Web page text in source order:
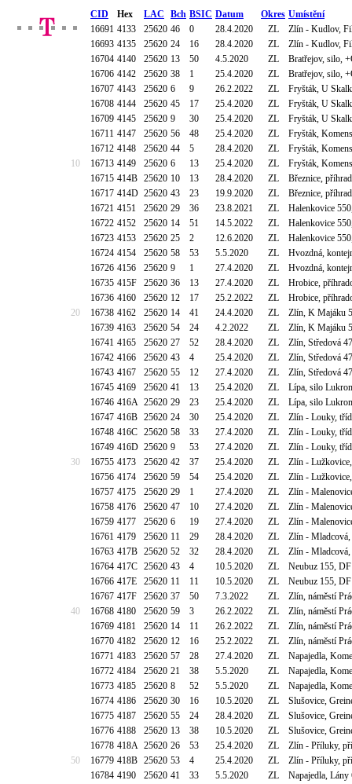
CID Hex LAC Bch BSIC Datum Okres Umístění
16691 4133 25620 46 0 28.4.2020 ZL
Zlín - Kudlov,
16693 4135 25620 24 16 28.4.2020 ZL
Zlín - Kudlov,
16704 4140 25620 13 50 4.5.2020 ZL
Bratřejov, silo,
16706 4142 25620 38 1 25.4.2020 ZL
Bratřejov, silo,
16707 4143 25620 6 9 26.2.2022 ZL
Fryšták, U
16708 4144 25620 45 17 25.4.2020 ZL
Fryšták, U
16709 4145 25620 9 30 25.4.2020 ZL
Fryšták, U
16711 4147 25620 56 48 25.4.2020 ZL
Fryšták,
16712 4148 25620 44 5 28.4.2020 ZL
Fryšták,
10
16713 4149 25620 6 13 25.4.2020 ZL
Fryšták,
16715 414B 25620 10 13 28.4.2020 ZL
Březnice,
16717 414D 25620 43 23 19.9.2020 ZL
Březnice,
16721 4151 25620 29 36 23.8.2021 ZL
Halenkovice
16722 4152 25620 14 51 14.5.2022 ZL
Halenkovice
16723 4153 25620 25 2 12.6.2020 ZL
Halenkovice
16724 4154 25620 58 53 5.5.2020 ZL
Hvozdná,
16726 4156 25620 9 1 27.4.2020 ZL
Hvozdná,
16735 415F 25620 36 13 27.4.2020 ZL
Hrobice,
16736 4160 25620 12 17 25.2.2022 ZL
Hrobice,
20
16738 4162 25620 14 41 24.4.2020 ZL
Zlín, K Majáku
16739 4163 25620 54 24 4.2.2022 ZL
Zlín, K Majáku
16741 4165 25620 27 52 28.4.2020 ZL
Zlín, Středová
16742 4166 25620 43 4 25.4.2020 ZL
Zlín, Středová
16743 4167 25620 55 12 27.4.2020 ZL
Zlín, Středová
16745 4169 25620 41 13 25.4.2020 ZL
Lípa, silo
16746 416A 25620 29 23 25.4.2020 ZL
Lípa, silo
16747 416B 25620 24 30 25.4.2020 ZL
Zlín - Louky,
16748 416C 25620 58 33 27.4.2020 ZL
Zlín - Louky,
16749 416D 25620 9 53 27.4.2020 ZL
Zlín - Louky,
30
16755 4173 25620 42 37 25.4.2020 ZL
Zlín -
16756 4174 25620 59 54 25.4.2020 ZL
Zlín -
16757 4175 25620 29 1 27.4.2020 ZL
Zlín -
16758 4176 25620 47 10 27.4.2020 ZL
Zlín -
16759 4177 25620 6 19 27.4.2020 ZL
Zlín -
16761 4179 25620 11 29 28.4.2020 ZL
Zlín -
16763 417B 25620 52 32 28.4.2020 ZL
Zlín -
16764 417C 25620 43 4 10.5.2020 ZL
Neubuz 155,
16766 417E 25620 11 11 10.5.2020 ZL
Neubuz 155,
16767 417F 25620 37 50 7.3.2022 ZL
Zlín, náměstí
40
16768 4180 25620 59 3 26.2.2022 ZL
Zlín, náměstí
16769 4181 25620 14 11 26.2.2022 ZL
Zlín, náměstí
16770 4182 25620 12 16 25.2.2022 ZL
Zlín, náměstí
16771 4183 25620 57 28 27.4.2020 ZL
Napajedla,
16772 4184 25620 21 38 5.5.2020 ZL
Napajedla,
16773 4185 25620 8 52 5.5.2020 ZL
Napajedla,
16774 4186 25620 30 16 10.5.2020 ZL
Slušovice,
16775 4187 25620 55 24 28.4.2020 ZL
Slušovice,
16776 4188 25620 13 38 10.5.2020 ZL
Slušovice,
16778 418A 25620 26 53 25.4.2020 ZL
Zlín - Příluky,
50
16779 418B 25620 53 4 25.4.2020 ZL
Zlín - Příluky,
16784 4190 25620 41 33 5.5.2020 ZL
Napajedla,